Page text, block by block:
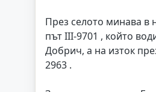
През селото минава в
път III-9701 , който
Добрич, а на изток
2963 .